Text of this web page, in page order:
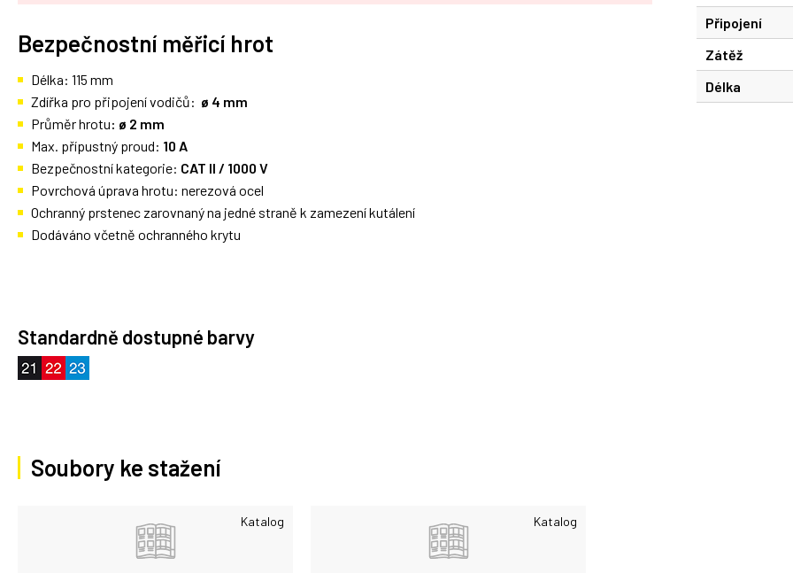
Bezpečnostní měřicí hrot
Délka: 115 mm
Zdířka pro připojení vodičů: ø 4 mm
Průměr hrotu: ø 2 mm
Max. přípustný proud: 10 A
Bezpečnostní kategorie: CAT II / 1000 V
Povrchová úprava hrotu: nerezová ocel
Ochranný prstenec zarovnaný na jedné straně k zamezení kutálení
Dodáváno včetně ochranného krytu
Standardně dostupné barvy
Připojení
Zátěž
Délka
Soubory ke stažení
Katalog Katalog